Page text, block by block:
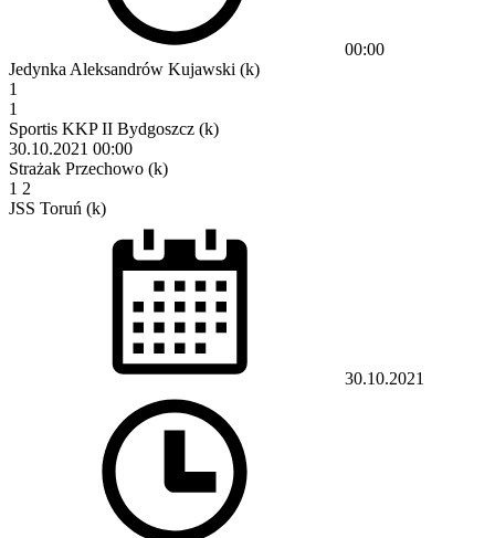
00:00
Jedynka Aleksandrów Kujawski (k)
1
1
Sportis KKP II Bydgoszcz (k)
30.10.2021 00:00
Strażak Przechowo (k)
1 2
JSS Toruń (k)
30.10.2021